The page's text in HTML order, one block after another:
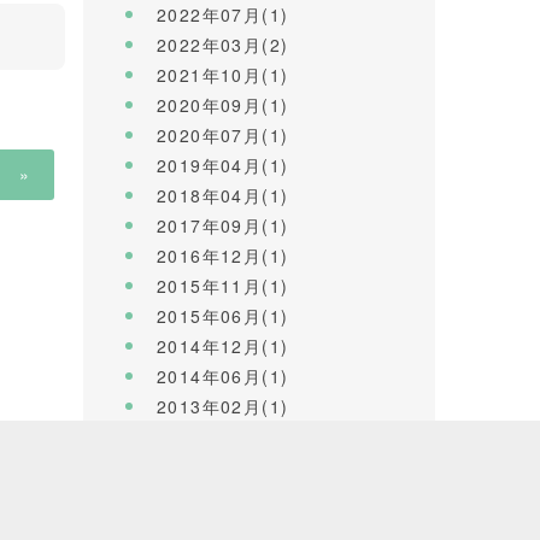
»
2022年07月(1)
2022年03月(2)
2021年10月(1)
2020年09月(1)
2020年07月(1)
2019年04月(1)
2018年04月(1)
2017年09月(1)
2016年12月(1)
2015年11月(1)
2015年06月(1)
2014年12月(1)
2014年06月(1)
2013年02月(1)